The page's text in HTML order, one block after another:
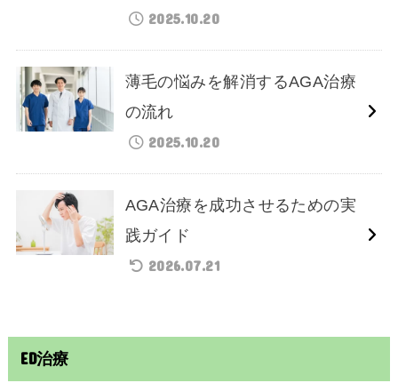
2025.10.20
薄毛の悩みを解消するAGA治療
の流れ
2025.10.20
AGA治療を成功させるための実
践ガイド
2026.07.21
ED治療